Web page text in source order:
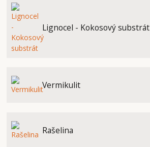
Lignocel - Kokosový substrát
Vermikulit
Rašelina